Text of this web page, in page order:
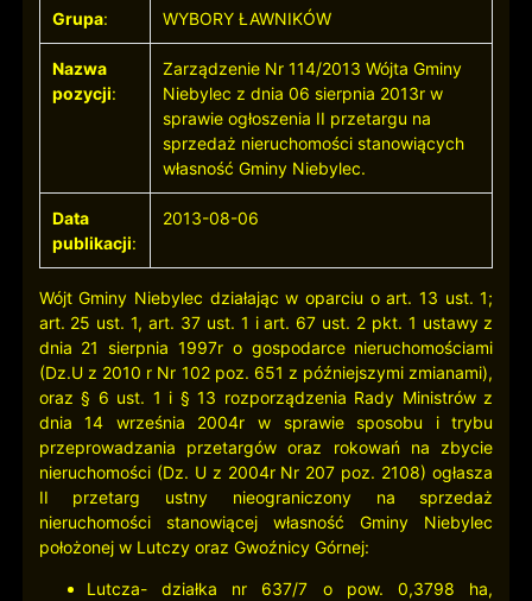
Grupa: WYBORY ŁAWNIKÓW
Nazwa
pozycji:
Zarządzenie Nr 114/2013 Wójta Gminy
Niebylec z dnia 06 sierpnia 2013r w
sprawie ogłoszenia II przetargu na
sprzedaż nieruchomości stanowiących
własność Gminy Niebylec.
Data
publikacji:
2013-08-06
Wójt Gminy Niebylec działając w oparciu o art. 13 ust. 1;
art. 25 ust. 1, art. 37 ust. 1 i art. 67 ust. 2 pkt. 1 ustawy z
dnia 21 sierpnia 1997r o gospodarce nieruchomościami
(Dz.U z 2010 r Nr 102 poz. 651 z późniejszymi zmianami),
oraz § 6 ust. 1 i § 13 rozporządzenia Rady Ministrów z
dnia 14 września 2004r w sprawie sposobu i trybu
przeprowadzania przetargów oraz rokowań na zbycie
nieruchomości (Dz. U z 2004r Nr 207 poz. 2108) ogłasza
II przetarg ustny nieograniczony na sprzedaż
nieruchomości stanowiącej własność Gminy Niebylec
położonej w Lutczy oraz Gwoźnicy Górnej:
Lutcza- działka nr 637/7 o pow. 0,3798 ha,